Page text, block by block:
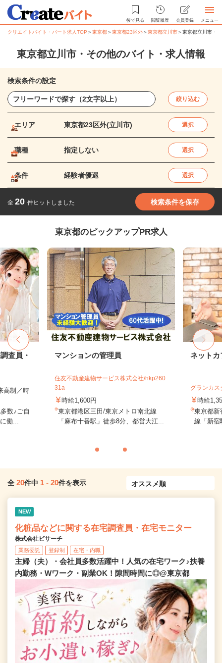
後で見る 閲覧履歴 会員登録 メニュー
クリエイトバイト・パート求人TOP ＞東京都＞東京都23区外＞東京都立川市＞東京都立川市・
東京都立川市・その他のバイト・求人情報
検索条件の設定
絞り込む
エリア 東京都23区外(立川市) 選択
職種 指定しない 選択
条件 経験者優遇 選択
全 20 件ヒットしました 検索条件を保存
東京都のピックアップPR求人
査員・
高制／時
数♪ご自
働...
マンションの管理員
住友不動産建物サービス株式会社/hkp260
31a
時給1,600円
東京都港区三田/東京メトロ南北線
「麻布十番駅」徒歩8分、都営大江...
ネットカ
グランカ
時給
東京都新
線「新宿
全 20件中 1 - 20件を表示
NEW
化粧品などに関する在宅調査員・在宅モニター
株式会社ビサーチ
業務委託 登録制 在宅・内職
主婦（夫）・会社員多数活躍中！人気の在宅ワーク♪扶養
内勤務・Wワーク・副業OK！隙間時間に◎@東京都